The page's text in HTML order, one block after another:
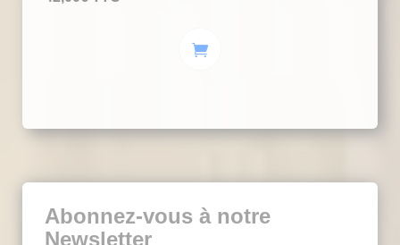
Abonnez-vous à notre
Newsletter